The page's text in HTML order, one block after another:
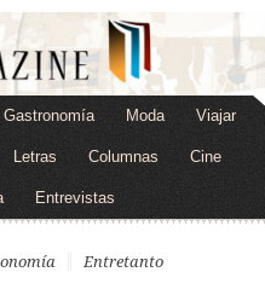
Gastronomía Moda Viajar
Letras Columnas Cine
Entrevistas
Entretanto